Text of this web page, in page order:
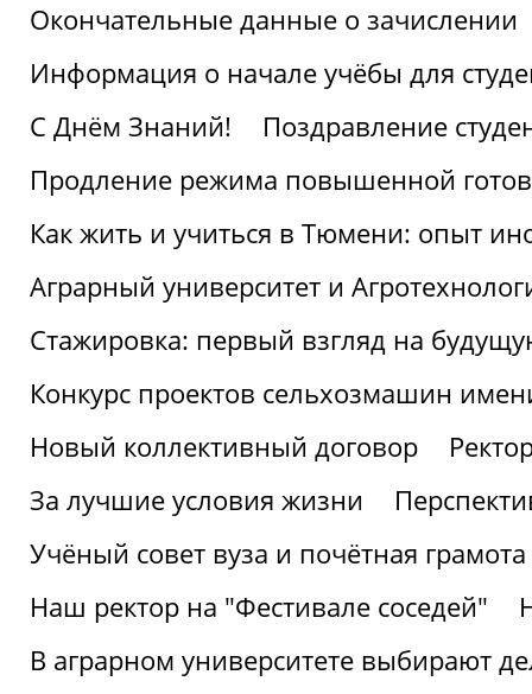
Окончательные данные о зачислении
Информация о начале учёбы для
С Днём Знаний!
Поздравление
Продление режима повышенной
Как жить и учиться в Тюмени: опыт
Аграрный университет и
Стажировка: первый взгляд на
Конкурс проектов сельхозмашин
Новый коллективный договор
За лучшие условия жизни
Учёный совет вуза и почётная
Наш ректор на "Фестивале соседей"
В аграрном университете выбирают